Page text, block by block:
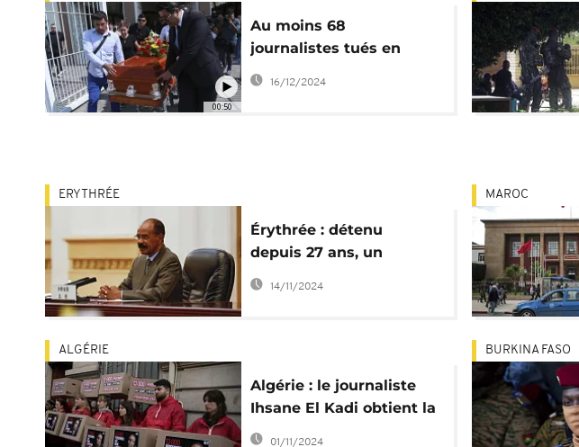
00:50
Au moins 68
journalistes tués en
2024, dont 6 en Afrique
16/12/2024
ERYTHRÉE
Érythrée : détenu
depuis 27 ans, un
journaliste remporte un
14/11/2024
MAROC
ALGÉRIE
Algérie : le journaliste
Ihsane El Kadi obtient la
grâce présidentielle
01/11/2024
BURKINA FASO